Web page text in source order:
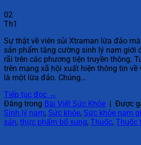
02
Th1
Sự thật về viên sủi Xtraman lừa đảo
sản phẩm tăng cường sinh lý nam giới
rãi trên các phương tiện truyền thông.
trên mạng xã hội xuất hiện thông tin về
là một lừa đảo. Chúng…
Tiếp tục đọc →
Đăng trong Bài Viết Sức Khỏe | Được
Sinh lý nam, Sức khỏe, Sức khỏe nam
sản, thực phẩm bổ sung, Thuốc, Thuốc